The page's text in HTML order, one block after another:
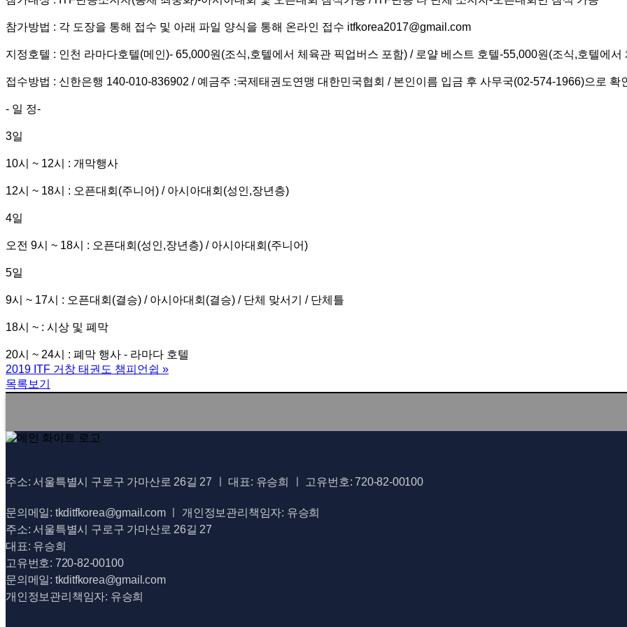
참가방법 : 각 도장을 통해 접수 및 아래 파일 양식을 통해 온라인 접수 itfkorea2017@gmail.com
지정호텔 : 인천 라마다호텔(메인)- 65,000원(조식,호텔에서 체육관 픽업버스 포함) / 로얄 베스트 호텔-55,000원(조식,호텔에서
접수방법 : 신한은행 140-010-836902 / 예금주 :국제태권도연맹 대한민국협회 / 본인이름 입금 후 사무국(02-574-1966)으로 확
- 일 정-
3일
10시 ~ 12시 : 개막행사
12시 ~ 18시 : 오픈대회(주니어) / 아시아대회(성인,장년층)
4일
오전 9시 ~ 18시 : 오픈대회(성인,장년층) / 아시아대회(주니어)
5일
9시 ~ 17시 : 오픈대회(결승) / 아시아대회(결승) / 단체 맞서기 / 단체틀
18시 ~ : 시상 및 폐막
20시 ~ 24시 : 폐막 행사 - 라마다 호텔
2019 ITF 거창 태권도 챔피언쉽 »
목록보기
주소: 서울특별시 구로구 가마산로 26길 27 ㅣ 대표: 유승희 ㅣ 고유번호: 720-82-00100
문의메일: tkditfkorea@gmail.com ㅣ 개인정보관리책임자: 유승희
주소: 서울특별시 구로구 가마산로 26길 27
대표: 유승희
고유번호: 720-82-00100
문의메일: tkditfkorea@gmail.com
개인정보관리책임자: 유승희